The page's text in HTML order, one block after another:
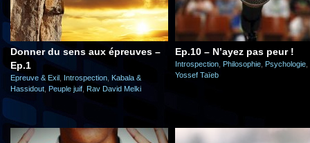
Donner du sens aux épreuves –
Ep.1
Epreuve & Exil Introspection Kabala &
Hassidout Peuple juif Rav David Melki
Ep.10 – N’ayez pas peur !
Introspection Philosophie Psychologie
Yossef Taïeb